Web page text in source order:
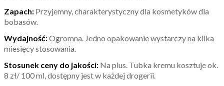
Zapach: Przyjemny, charakterystyczny dla kosmetyków dla
bobasów.
Wydajność:Ogromna. Jedno opakowanie wystarczy na kilka
miesięcy stosowania.
Stosunek ceny do jakości: Na plus. Tubka kremu kosztuje ok.
8 zł/ 100 ml, dostępny jest w każdej drogerii.